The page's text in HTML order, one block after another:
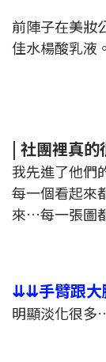
前陣子在美妝
佳水楊酸乳液。
| 社團裡真的
我先進了他們
每一個看起來
來…每一張圖
⇊⇊手臂跟
明顯淡化很多